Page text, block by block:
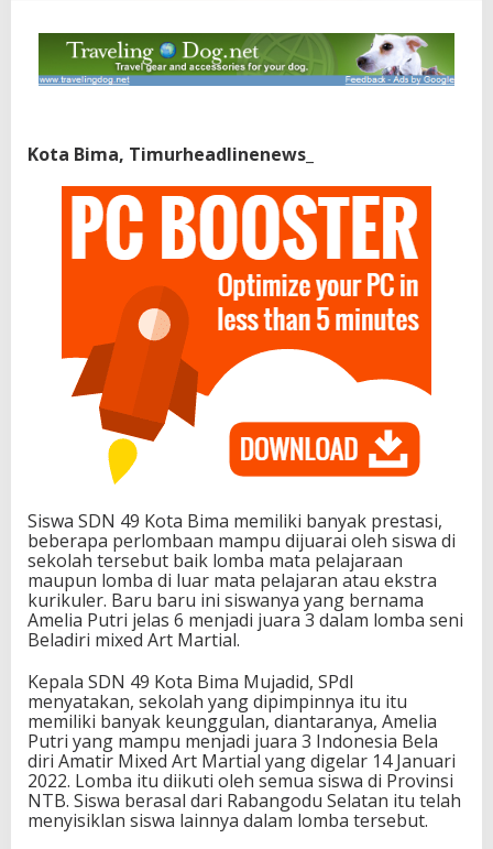
Kota Bima, Timurheadlinenews_
Siswa SDN 49 Kota Bima memiliki banyak prestasi,
beberapa perlombaan mampu dijuarai oleh siswa di
sekolah tersebut baik lomba mata pelajaraan
maupun lomba di luar mata pelajaran atau ekstra
kurikuler. Baru baru ini siswanya yang bernama
Amelia Putri jelas 6 menjadi juara 3 dalam lomba seni
Beladiri mixed Art Martial.
Kepala SDN 49 Kota Bima Mujadid, SPdI
menyatakan, sekolah yang dipimpinnya itu itu
memiliki banyak keunggulan, diantaranya, Amelia
Putri yang mampu menjadi juara 3 Indonesia Bela
diri Amatir Mixed Art Martial yang digelar 14 Januari
2022. Lomba itu diikuti oleh semua siswa di Provinsi
NTB. Siswa berasal dari Rabangodu Selatan itu telah
menyisiklan siswa lainnya dalam lomba tersebut.